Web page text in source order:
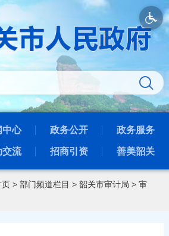
中心 政务公开 政务服务
交流 招商引资 善美韶关
页> 部门频道栏目 > 韶关市审计局 > 审